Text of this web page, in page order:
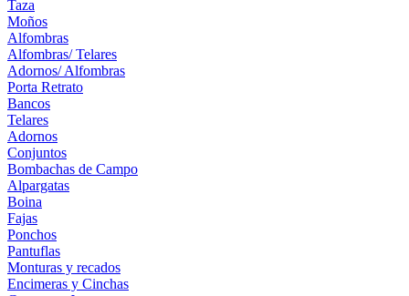
Taza
Moños
Alfombras
Alfombras/ Telares
Adornos/ Alfombras
Porta Retrato
Bancos
Telares
Adornos
Conjuntos
Bombachas de Campo
Alpargatas
Boina
Fajas
Ponchos
Pantuflas
Monturas y recados
Encimeras y Cinchas